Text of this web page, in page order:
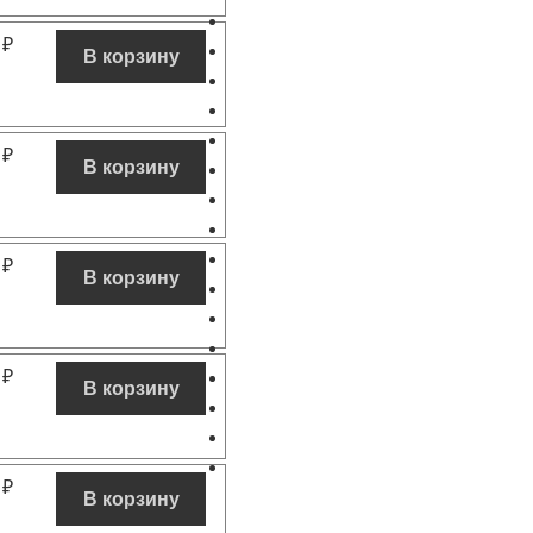
₽
В корзину
₽
В корзину
₽
В корзину
₽
В корзину
₽
В корзину